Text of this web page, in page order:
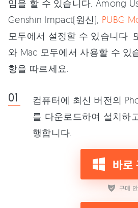
임을 할 수 있습니다. Among
Genshin Impact(원신), PUBG
모두에서 설정할 수 있습니다.
와 Mac 모두에서 사용할 수 있
항을 따르세요.
컴퓨터에 최신 버전의
를 다운로드하여 설치하
행합니다.